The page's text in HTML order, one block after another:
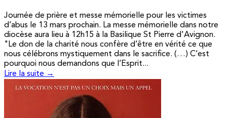
Journée de prière et messe mémorielle pour les victimes
d’abus le 13 mars prochain. La messe mémorielle dans notre
diocèse aura lieu à 12h15 à la Basilique St Pierre d'Avignon.
"Le don de la charité nous confère d’être en vérité ce que
nous célébrons mystiquement dans le sacrifice. (…) C’est
pourquoi nous demandons que l’Esprit...
Lire la suite →